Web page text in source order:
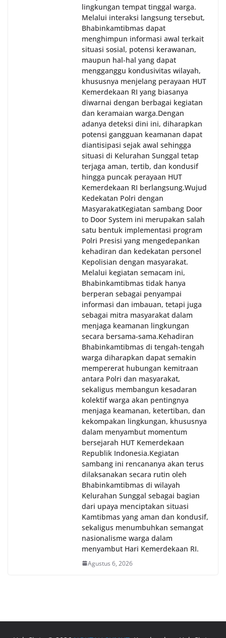
lingkungan tempat tinggal warga.
Melalui interaksi langsung tersebut,
Bhabinkamtibmas dapat
menghimpun informasi awal terkait
situasi sosial, potensi kerawanan,
maupun hal-hal yang dapat
mengganggu kondusivitas wilayah,
khususnya menjelang perayaan HUT
Kemerdekaan RI yang biasanya
diwarnai dengan berbagai kegiatan
dan keramaian warga.‎‎Dengan
adanya deteksi dini ini, diharapkan
potensi gangguan keamanan dapat
diantisipasi sejak awal sehingga
situasi di Kelurahan Sunggal tetap
terjaga aman, tertib, dan kondusif
hingga puncak perayaan HUT
Kemerdekaan RI berlangsung.‎‎Wujud
Kedekatan Polri dengan
Masyarakat‎Kegiatan sambang Door
to Door System ini merupakan salah
satu bentuk implementasi program
Polri Presisi yang mengedepankan
kehadiran dan kedekatan personel
Kepolisian dengan masyarakat.
Melalui kegiatan semacam ini,
Bhabinkamtibmas tidak hanya
berperan sebagai penyampai
informasi dan imbauan, tetapi juga
sebagai mitra masyarakat dalam
menjaga keamanan lingkungan
secara bersama-sama.‎‎Kehadiran
Bhabinkamtibmas di tengah-tengah
warga diharapkan dapat semakin
mempererat hubungan kemitraan
antara Polri dan masyarakat,
sekaligus membangun kesadaran
kolektif warga akan pentingnya
menjaga keamanan, ketertiban, dan
kekompakan lingkungan, khususnya
dalam menyambut momentum
bersejarah HUT Kemerdekaan
Republik Indonesia.‎Kegiatan
sambang ini rencananya akan terus
dilaksanakan secara rutin oleh
Bhabinkamtibmas di wilayah
Kelurahan Sunggal sebagai bagian
dari upaya menciptakan situasi
Kamtibmas yang aman dan kondusif,
sekaligus menumbuhkan semangat
nasionalisme warga dalam
menyambut Hari Kemerdekaan RI.
Agustus 6, 2026